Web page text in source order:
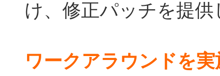
け、修正パッチを提
ワークアラウンドを